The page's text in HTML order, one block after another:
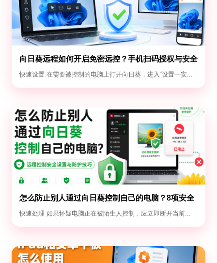
向日葵远程如何开启免密远控？手机扫码授权与安全
设置教程
快速设置 在需要被控制的电脑上打开向日葵，进入“设置—安...
怎么防止别人通过向日葵控制自己的电脑？8项安全
设置
快速处理 如果怀疑电脑正在被陌生人控制，应立即断开当前...